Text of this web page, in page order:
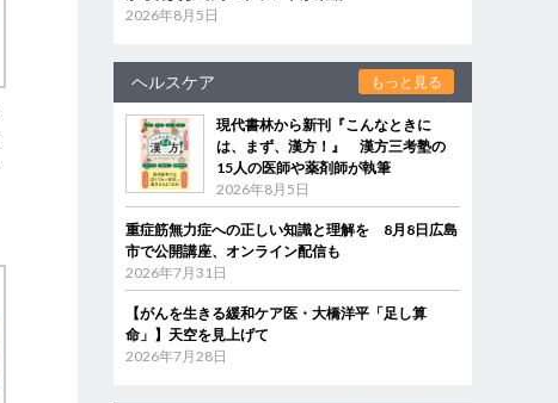
2026年8月5日
ヘルスケア もっと見る
現代書林から新刊『こんなときに
は、まず、漢方！』 漢方三考塾の
15人の医師や薬剤師が執筆
2026年8月5日
重症筋無力症への正しい知識と理解を 8月8日広島
市で公開講座、オンライン配信も
2026年7月31日
【がんを生きる緩和ケア医・大橋洋平「足し算
命」】天空を見上げて
2026年7月28日